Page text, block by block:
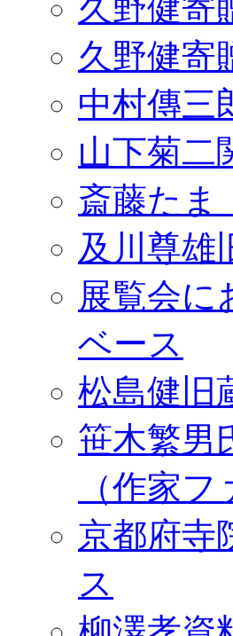
久野健寄
久野健寄
中村傳三
山下菊二
斎藤た
及川尊雄
展覧会に
ベース
松島健旧
笹木繁男
（作家フ
京都府寺
ス